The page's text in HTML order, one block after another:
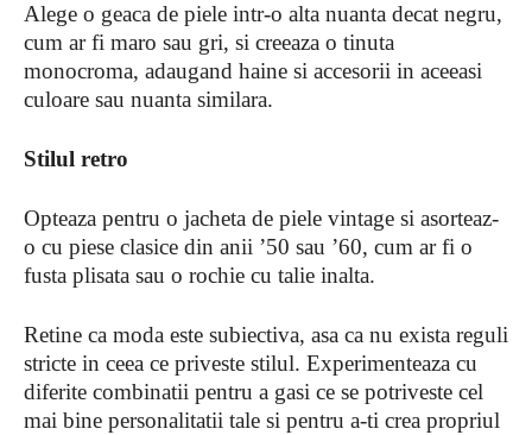
Alege o geaca de piele intr-o alta nuanta decat negru,
cum ar fi maro sau gri, si creeaza o tinuta
monocroma, adaugand haine si accesorii in aceeasi
culoare sau nuanta similara.
Stilul retro
Opteaza pentru o jacheta de piele vintage si asorteaz-
o cu piese clasice din anii ’50 sau ’60, cum ar fi o
fusta plisata sau o rochie cu talie inalta.
Retine ca moda este subiectiva, asa ca nu exista reguli
stricte in ceea ce priveste stilul. Experimenteaza cu
diferite combinatii pentru a gasi ce se potriveste cel
mai bine personalitatii tale si pentru a-ti crea propriul